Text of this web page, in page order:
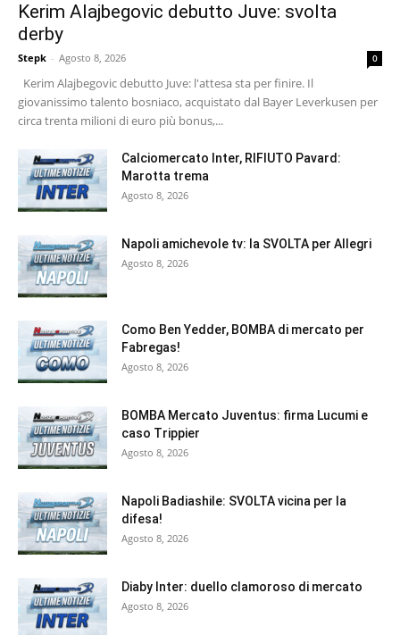
Kerim Alajbegovic debutto Juve: svolta
derby
Stepk - Agosto 8, 2026 0
Kerim Alajbegovic debutto Juve: l'attesa sta per finire. Il
giovanissimo talento bosniaco, acquistato dal Bayer Leverkusen per
circa trenta milioni di euro più bonus,...
Calciomercato Inter, RIFIUTO Pavard:
Marotta trema
Agosto 8, 2026
Napoli amichevole tv: la SVOLTA per Allegri
Agosto 8, 2026
Como Ben Yedder, BOMBA di mercato per
Fabregas!
Agosto 8, 2026
BOMBA Mercato Juventus: firma Lucumi e
caso Trippier
Agosto 8, 2026
Napoli Badiashile: SVOLTA vicina per la
difesa!
Agosto 8, 2026
Diaby Inter: duello clamoroso di mercato
Agosto 8, 2026